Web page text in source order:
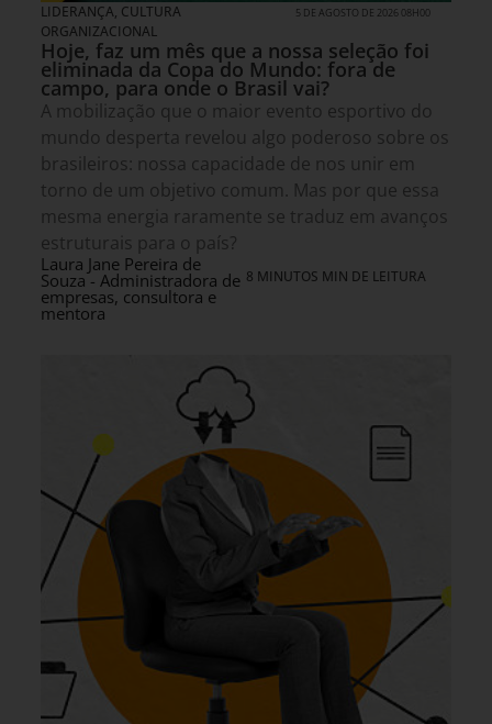
LIDERANÇA, CULTURA
ORGANIZACIONAL
5 DE AGOSTO DE 2026 08H00
Hoje, faz um mês que a nossa seleção foi
eliminada da Copa do Mundo: fora de
campo, para onde o Brasil vai?
A mobilização que o maior evento esportivo do
mundo desperta revelou algo poderoso sobre os
brasileiros: nossa capacidade de nos unir em
torno de um objetivo comum. Mas por que essa
mesma energia raramente se traduz em avanços
estruturais para o país?
Laura Jane Pereira de
Souza - Administradora de
empresas, consultora e
mentora
8 MINUTOS MIN DE LEITURA